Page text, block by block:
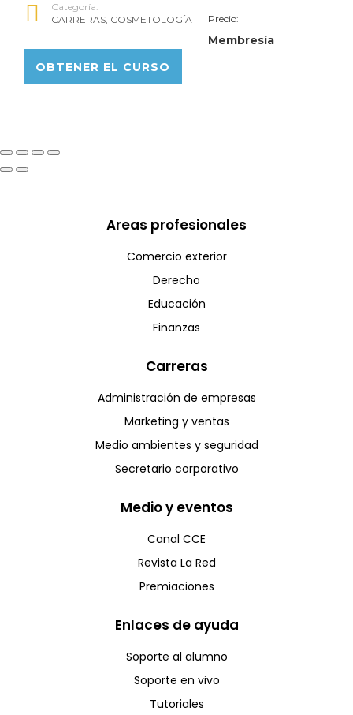
Categoría:
CARRERAS, COSMETOLOGÍA Precio:
Membresía
OBTENER EL CURSO
Areas profesionales
Comercio exterior
Derecho
Educación
Finanzas
Carreras
Administración de empresas
Marketing y ventas
Medio ambientes y seguridad
Secretario corporativo
Medio y eventos
Canal CCE
Revista La Red
Premiaciones
Enlaces de ayuda
Soporte al alumno
Soporte en vivo
Tutoriales